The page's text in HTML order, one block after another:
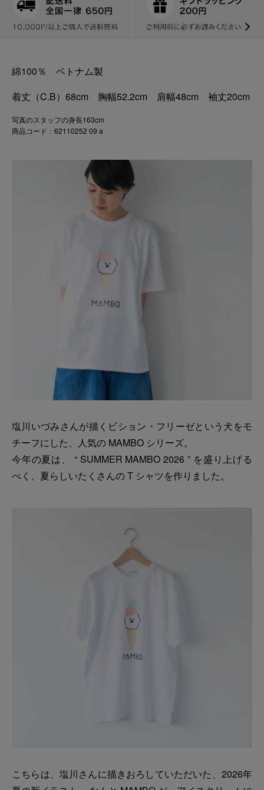
綿100％ ベトナム製
着丈（C.B）68cm 胸幅52.2cm 肩幅48cm 袖丈20cm
写真のスタッフの身長163cm
商品コード：62110252 09 a
塩川いづみさんが描くビション・フリーゼという犬をモ
チーフにした、人気の MAMBO シリーズ。
今年の夏は、 “ SUMMER MAMBO 2026 ” を盛り上げる
べく、夏らしいたくさんの T シャツを作りました。
こちらは、塩川さんに描きおろしていただいた、2026年